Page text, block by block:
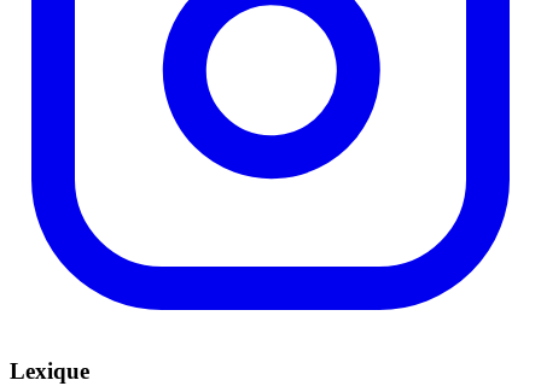
Lexique